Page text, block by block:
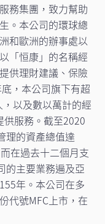
務集團，致力幫助
。本公司的環球總
和歐洲的辦事處以
「恒康」的名稱經
供理財建議、保險
，本公司旗下有超
以及數以萬計的經
服務。截至2020
理的資產總值達
在過去十二個月支
的主要業務遍及亞
年。本公司在多
代號MFC上市，在